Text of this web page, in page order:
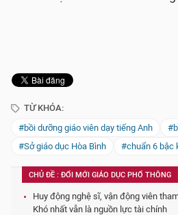
TỪ KHÓA:
#bồi dưỡng giáo viên dạy tiếng Anh
#Sở giáo dục Hòa Bình
#chuẩn 6 bậc
CHỦ ĐỀ : ĐỔI MỚI GIÁO DỤC PHỔ THÔNG
Huy động nghệ sĩ, vận động viên
Khó nhất vẫn là nguồn lực tài chính